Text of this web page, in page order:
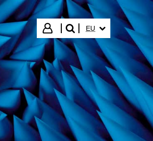
Hasi saioa
bilatu"
HIZKUNTZA
EU